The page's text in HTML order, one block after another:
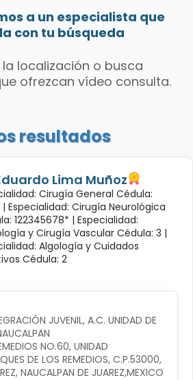
a un especialista que
con tu búsqueda
localización o busca
ofrezcan vídeo consulta.
resultados
Lima Muñoz
Cirugía General Cédula:
| Especialidad: Cirugía Neurológica
122345678* | Especialidad:
y Cirugía Vascular Cédula: 3 |
Algología y Cuidados
Cédula: 2
JUVENIL, A.C. UNIDAD DE
NO.60, UNIDAD
DE LOS REMEDIOS, C.P.53000,
NAUCALPAN DE JUAREZ,MEXICO